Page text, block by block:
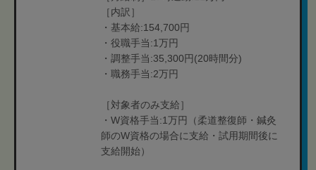
［内訳］
・基本給:154,700円
・役職手当:1万円
・調整手当:35,300円(20時間分)
・職務手当:2万円
［対象者のみ支給］
・W資格手当:1万円（柔道整復師・鍼灸
師のW資格の場合に支給・試用期間後に
支給開始）